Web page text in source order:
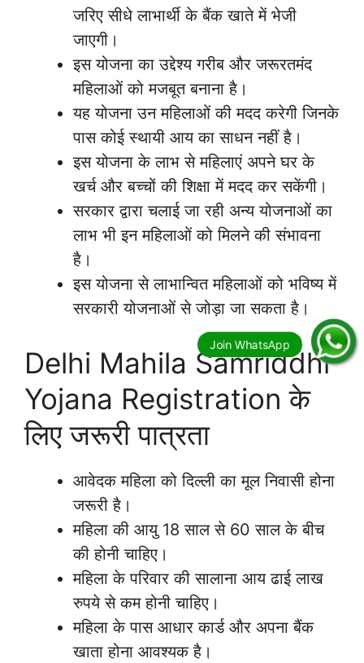
जरिए सीधे लाभार्थी के बैंक खाते में भेजी
जाएगी।
इस योजना का उद्देश्य गरीब और जरूरतमंद
महिलाओं को मजबूत बनाना है।
यह योजना उन महिलाओं की मदद करेगी जिनके
पास कोई स्थायी आय का साधन नहीं है।
इस योजना के लाभ से महिलाएं अपने घर के
खर्च और बच्चों की शिक्षा में मदद कर सकेंगी।
सरकार द्वारा चलाई जा रही अन्य योजनाओं का
लाभ भी इन महिलाओं को मिलने की संभावना
है।
इस योजना से लाभान्वित महिलाओं को भविष्य में
सरकारी योजनाओं से जोड़ा जा सकता है।
Delhi Mahila Samriddhi
Yojana Registration के
लिए जरूरी पात्रता
आवेदक महिला को दिल्ली का मूल निवासी होना
जरूरी है।
महिला की आयु 18 साल से 60 साल के बीच
की होनी चाहिए।
महिला के परिवार की सालाना आय ढाई लाख
रुपये से कम होनी चाहिए।
महिला के पास आधार कार्ड और अपना बैंक
खाता होना आवश्यक है।